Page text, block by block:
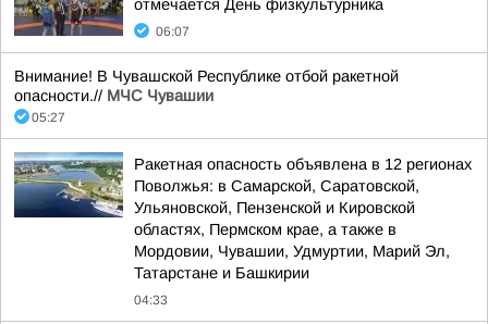
отмечается День физкультурника
06:07
Внимание! В Чувашской Республике отбой ракетной
опасности.// МЧС Чувашии
05:27
Ракетная опасность объявлена в 12 регионах
Поволжья: в Самарской, Саратовской,
Ульяновской, Пензенской и Кировской
областях, Пермском крае, а также в
Мордовии, Чувашии, Удмуртии, Марий Эл,
Татарстане и Башкирии
04:33